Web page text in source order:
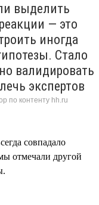
выделить
— это
иногда
Стало
валидировать
экспертов
по контенту hh.ru
совпадало
отмечали другой